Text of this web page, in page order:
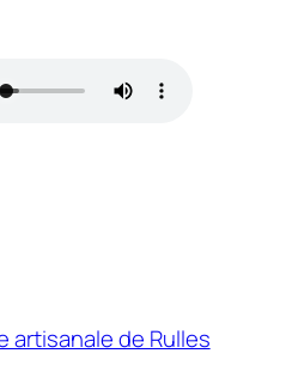
artisanale de Rulles